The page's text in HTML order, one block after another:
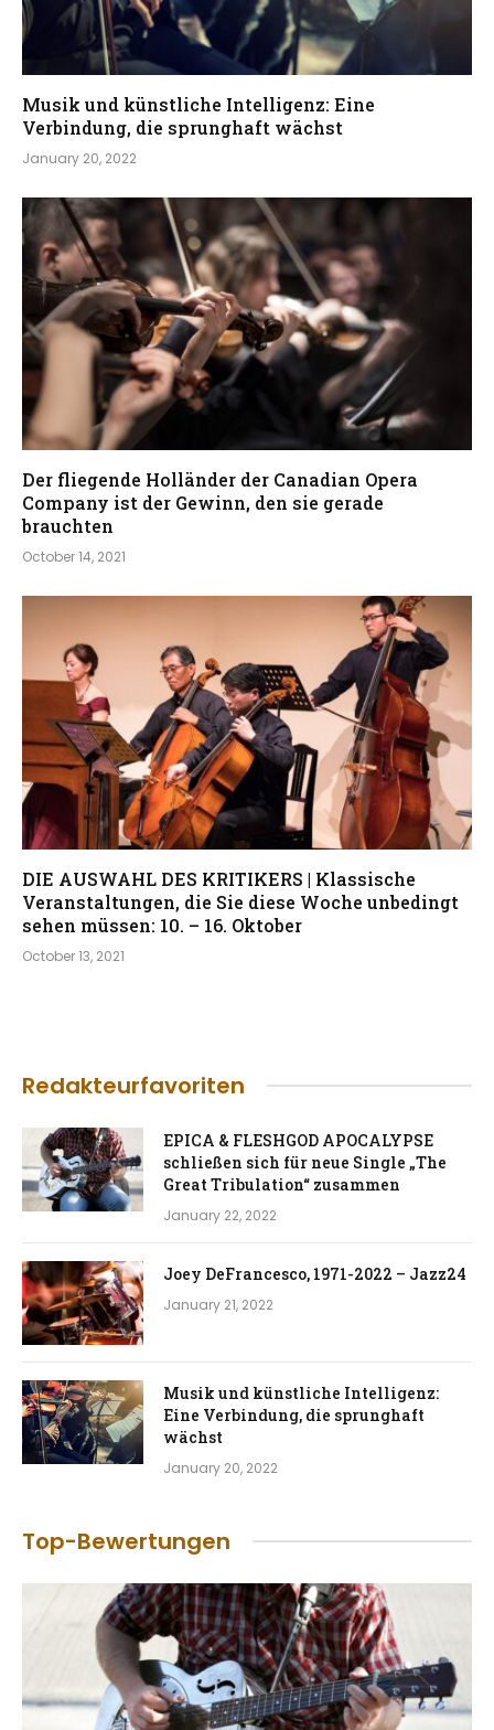
Musik und künstliche Intelligenz: Eine
Verbindung, die sprunghaft wächst
January 20, 2022
Der fliegende Holländer der Canadian Opera
Company ist der Gewinn, den sie gerade
brauchten
October 14, 2021
DIE AUSWAHL DES KRITIKERS | Klassische
Veranstaltungen, die Sie diese Woche unbedingt
sehen müssen: 10. – 16. Oktober
October 13, 2021
Redakteurfavoriten
EPICA & FLESHGOD APOCALYPSE
schließen sich für neue Single „The
Great Tribulation“ zusammen
January 22, 2022
Joey DeFrancesco, 1971-2022 – Jazz24
January 21, 2022
Musik und künstliche Intelligenz:
Eine Verbindung, die sprunghaft
wächst
January 20, 2022
Top-Bewertungen